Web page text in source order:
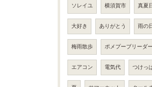
ソレイユ 横須賀市 真夏
大好き ありがとう 雨の
梅雨散歩 ポメプーブリーダー
エアコン 電気代 つけっ